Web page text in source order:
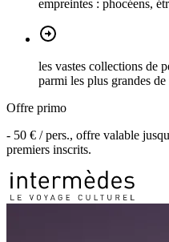
empreintes : phocéens,
les vastes collections de
parmi les plus grandes de
Offre primo
- 50 € / pers., offre valable
premiers inscrits.